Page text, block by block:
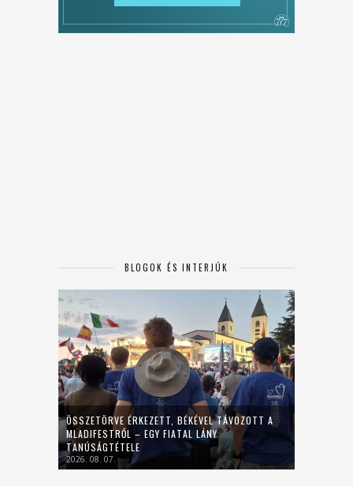
BLOGOK ÉS INTERJÚK
ÖSSZETÖRVE ÉRKEZETT, BÉKÉVEL TÁVOZOTT A
MLADIFESTRŐL – EGY FIATAL LÁNY
TANÚSÁGTÉTELE
2026. 08. 07.